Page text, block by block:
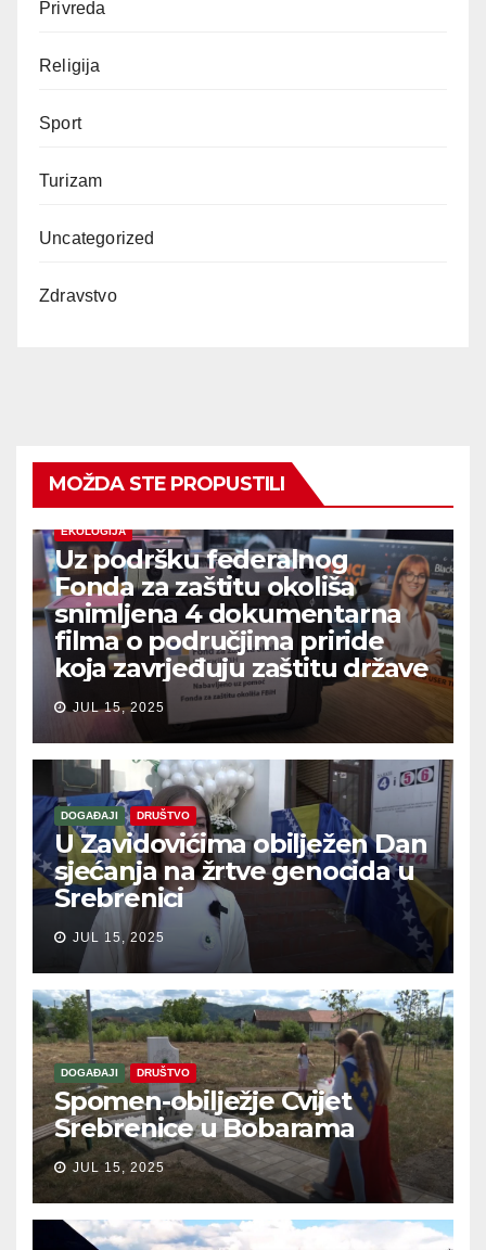
Privreda
Religija
Sport
Turizam
Uncategorized
Zdravstvo
MOŽDA STE PROPUSTILI
EKOLOGIJA
Uz podršku federalnog
Fonda za zaštitu okoliša
snimljena 4 dokumentarna
filma o područjima priride
koja zavrjeđuju zaštitu države
JUL 15, 2025
DOGAĐAJI DRUŠTVO
U Zavidovićima obilježen Dan
sjećanja na žrtve genocida u
Srebrenici
JUL 15, 2025
DOGAĐAJI DRUŠTVO
Spomen-obilježje Cvijet
Srebrenice u Bobarama
JUL 15, 2025